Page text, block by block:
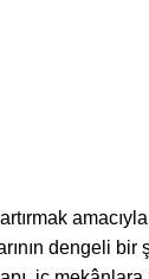
dengeli bir